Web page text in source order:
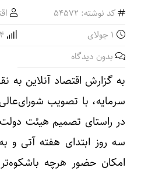
کد نوشته: 54572
بدون دیدگاه
به گزارش اقتصاد آنلاین به
سرمایه، با تصویب
در راستای تصمیم هیئت‌
سه روز ابتدای هفته آتی و
امکان حضور هرچه